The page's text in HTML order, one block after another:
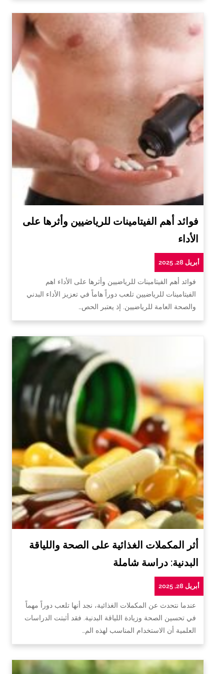
فوائد أهم الفيتامينات للرياضيين وأثرها على
الأداء
أبريل 28, 2025
فوائد أهم الفيتامينات للرياضيين وأثرها على الأداء اهم
الفيتامينات للرياضيين تلعب دوراً هاماً في تعزيز الأداء البدني
والصحة العامة للرياضيين. إذ يعتبر الحص…
أثر المكملات الغذائية على الصحة واللياقة
البدنية: دراسة شاملة
أبريل 28, 2025
عندما نتحدث عن المكملات الغذائية، نجد أنها تلعب دوراً مهماً
في تحسين الصحة وزيادة اللياقة البدنية. فقد أثبتت الدراسات
العلمية أن الاستخدام المناسب لهذه الم…